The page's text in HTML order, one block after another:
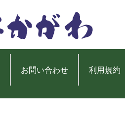
お問い合わせ 利用規約